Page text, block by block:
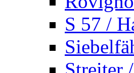
S 57 /